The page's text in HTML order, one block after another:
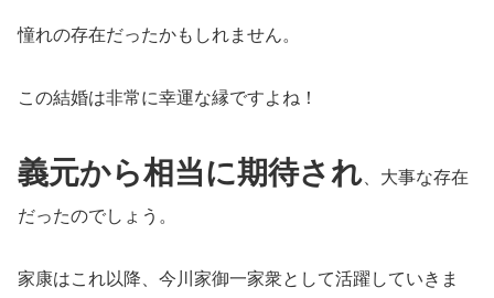
憧れの存在だったかもしれません。
この結婚は非常に幸運な縁ですよね！
義元から相当に期待され 、大事な存在
だったのでしょう。
家康はこれ以降、今川家御一家衆として活躍していきま